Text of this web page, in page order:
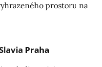
prostoru na
Praha